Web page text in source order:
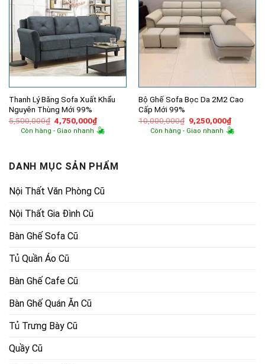
Thanh Lý Băng Sofa Xuất Khẩu
Nguyên Thùng Mới 99%
5,500,000₫ Giá
gốc
là:
4,750,000₫Giá
hiện
tại
Còn hàng - Giao nhanh
Bộ Ghế Sofa Bọc Da 2M2 Cao
Cấp Mới 99%
10,000,000₫ Giá
gốc
là:
9,250,000₫Giá
hiện
tại
Còn hàng - Giao nhanh
DANH MỤC SẢN PHẨM
Nội Thất Văn Phòng Cũ
Nội Thất Gia Đình Cũ
Bàn Ghế Sofa Cũ
Tủ Quần Áo Cũ
Bàn Ghế Cafe Cũ
Bàn Ghế Quán Ăn Cũ
Tủ Trưng Bày Cũ
Quầy Cũ